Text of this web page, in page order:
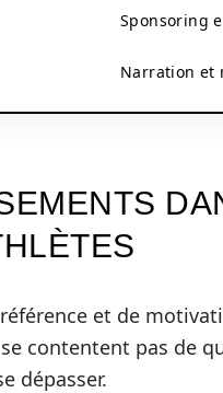
Sponsoring
Narration et
et de
contentent pas de
dépasser.